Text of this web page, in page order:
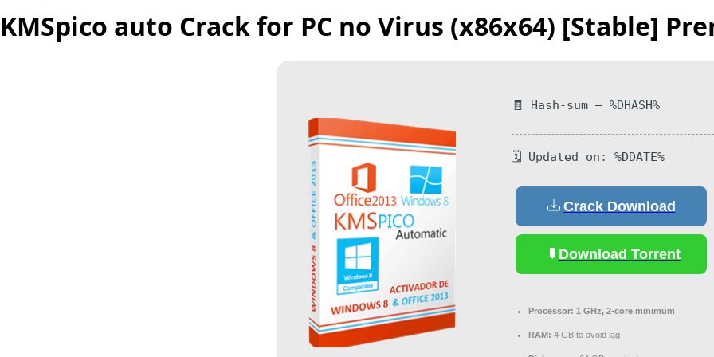
KMSpico auto Crack for PC no Virus (x86x64) [Stable]
🧾 Hash-sum — %DHASH%
🗓 Updated on: %DDATE%
Crack Download
Download Torrent
Processor: 1 GHz, 2-core minimum
RAM: 4 GB to avoid lag